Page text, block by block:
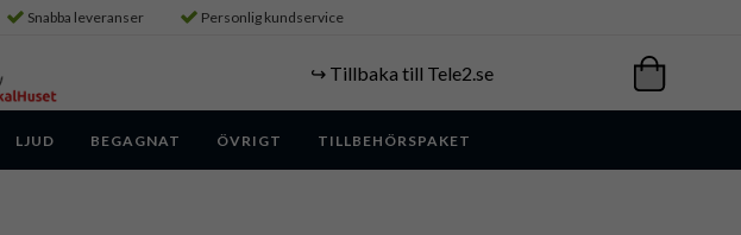
Snabba leveranser Personlig kundservice
↪️ Tillbaka till Tele2.se
LJUD BEGAGNAT ÖVRIGT TILLBEHÖRSPAKET